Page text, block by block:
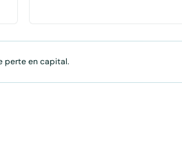
perte en capital.